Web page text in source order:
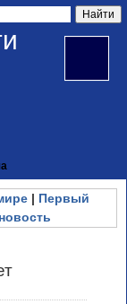
| Первый